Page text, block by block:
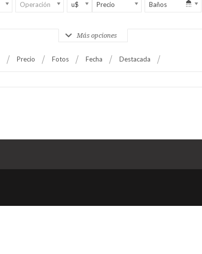
Operación u$ Precio Baños
Más opciones
Precio Fotos Fecha Destacada